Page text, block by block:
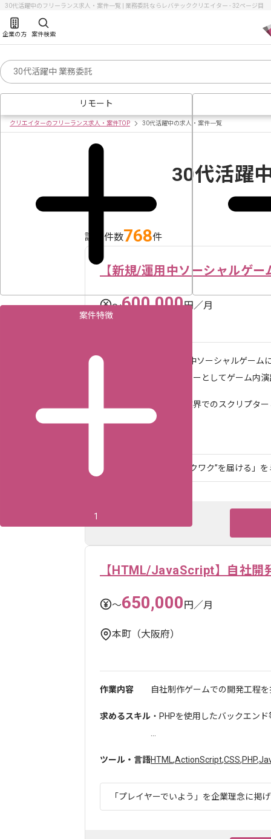
30代活躍中のフリーランス求人・案件一覧 | 業務委託ならレバテッククリエイター - 32ページ目
企業の方 案件検索
リモート
案件特徴
1
クリエイターのフリーランス求人・案件TOP 30代活躍中の求人・案件一覧
30代活躍
該当件数768件
【新規/運用中ソーシャルゲ
〜600,000円／月
秋葉原（東京都）
作業内容
新規/運用中ソーシャルゲーム
スクリプターとしてゲーム内
・ゲーム業界でのスクリプタ
「世界に、“一番のワクワク”を届ける」
【HTML/JavaScript】自社開
〜650,000円／月
本町（大阪府）
作業内容 自社制作ゲームでの開発工程
求めるスキル ・PHPを使用したバックエン
ツール・言語HTML ,ActionScript,CSS,PHP,
「プレイヤーでいよう」を企業理念に掲